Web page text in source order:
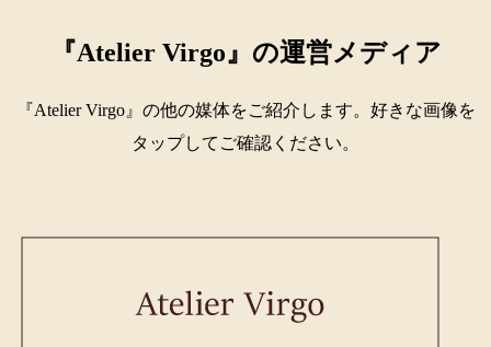
『Atelier Virgo』の運営メディア
『Atelier Virgo』の他の媒体をご紹介します。好きな画像を
タップしてご確認ください。